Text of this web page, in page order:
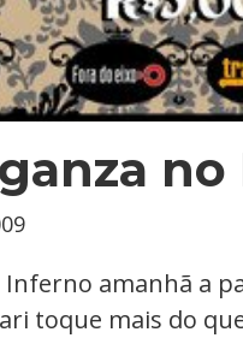
amanhã a
toque mais do